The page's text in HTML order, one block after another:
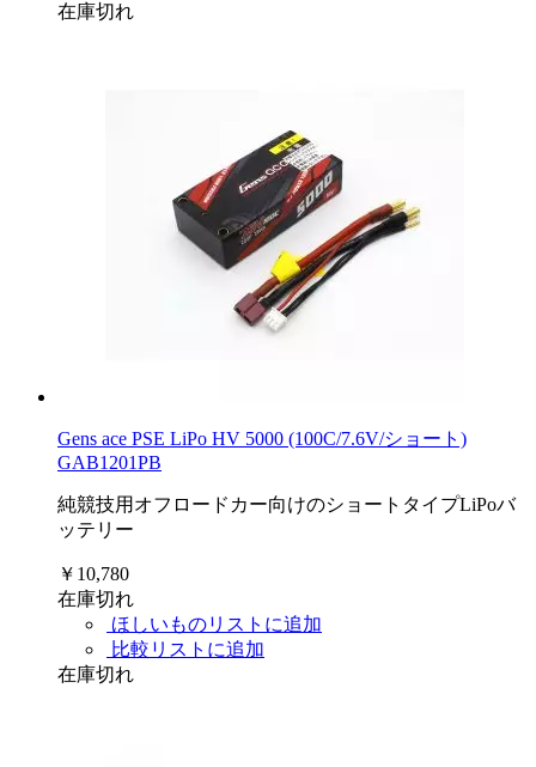
在庫切れ
Gens ace PSE LiPo HV 5000 (100C/7.6V/ショート)
GAB1201PB
純競技用オフロードカー向けのショートタイプLiPoバ
ッテリー
￥10,780
在庫切れ
ほしいものリストに追加
比較リストに追加
在庫切れ